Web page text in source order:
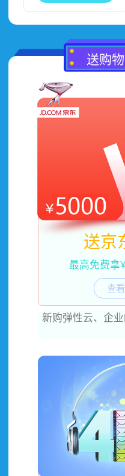
送购
送京
最高免费拿
查
新购弹性云、企